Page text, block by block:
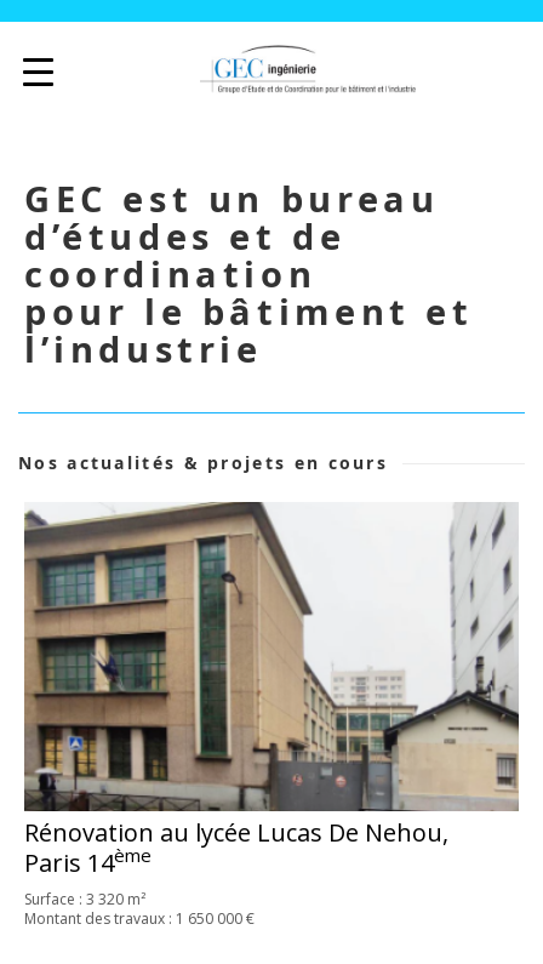
GEC est un bureau
d’études et de
coordination
pour le bâtiment et
l’industrie
Nos actualités & projets en cours
Rénovation au lycée Lucas De Nehou,
Paris 14ème
Surface : 3 320 m²
Montant des travaux : 1 650 000 €